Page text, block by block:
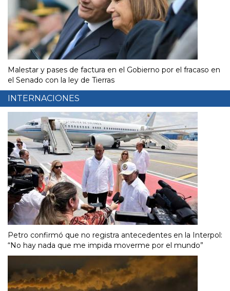
Malestar y pases de factura en el Gobierno por el fracaso en
el Senado con la ley de Tierras
INTERNACIONES
Petro confirmó que no registra antecedentes en la Interpol:
“No hay nada que me impida moverme por el mundo”